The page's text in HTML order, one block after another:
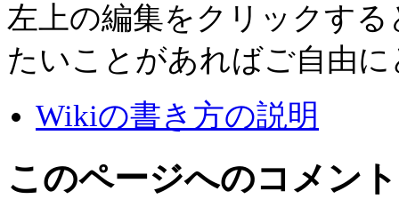
左上の編集をクリックす
たいことがあればご自由
Wikiの書き方の説明
このページへのコメント